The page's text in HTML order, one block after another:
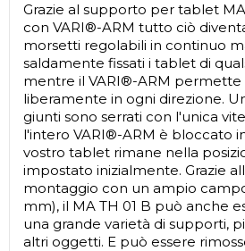
Grazie al supporto per tablet
con VARI®-ARM tutto ciò
morsetti regolabili in continuo
saldamente fissati i tablet di
mentre il VARI®-ARM permette
liberamente in ogni direzione.
giunti sono serrati con l'unica
l'intero VARI®-ARM è bloccato
vostro tablet rimane nella
impostato inizialmente. Grazie
montaggio con un ampio
mm), il MA TH 01 B può anche
una grande varietà di supporti,
altri oggetti. E può essere